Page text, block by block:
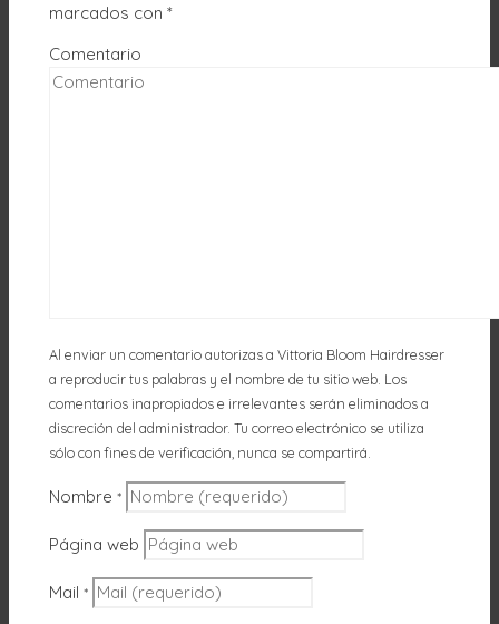
marcados con *
Comentario
Al enviar un comentario autorizas a Vittoria Bloom Hairdresser
a reproducir tus palabras y el nombre de tu sitio web. Los
comentarios inapropiados e irrelevantes serán eliminados a
discreción del administrador. Tu correo electrónico se utiliza
sólo con fines de verificación, nunca se compartirá.
Nombre *
Página web
Mail *